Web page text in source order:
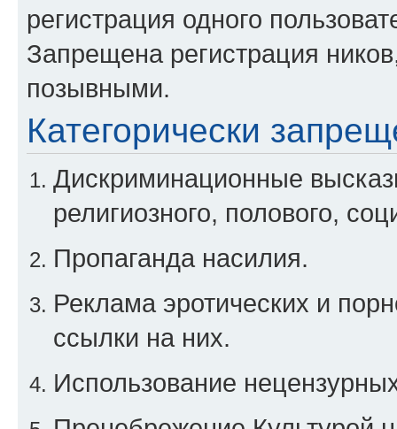
регистрация одного
Запрещена регистрация
позывными.
Категорически
Дискриминационные
религиозного, полового,
Пропаганда насилия.
Реклама эротических и
ссылки на них.
Использование